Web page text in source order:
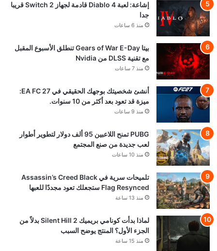
إشاعة: لعبة Diablo 4 قادمة لجهاز Switch 2 قريبا
جدا
منذ 6 ساعات
بيتا Gears of War E-Day تنطلق الأسبوع المقبل
مع تقنية DLSS من Nvidia
منذ 7 ساعات
أنشئ شخصيتك بوجهك الحقيقي في EA FC 27:
ميزة قد تعود بعد أكثر من 10 سنوات.
منذ 9 ساعات
PUBG تمنح اللاعبين 95 ألف دولار لتطوير أطوار
لعب جديدة من صنع المجتمع
منذ 10 ساعات
تلميحات سرية في Assassin’s Creed Black
Flag Resynced ستجعلك تعود مجددًا للعبها
منذ 13 ساعة
لماذا بدأت كونامي بريميك Silent Hill 2 بدلاً من
الجزء الأول؟ المنتج يوضح السبب
منذ 15 ساعة